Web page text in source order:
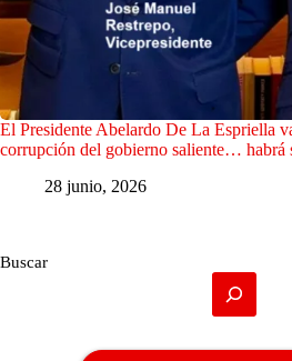
El Presidente Abelardo De La Espriella
corrupción del gobierno saliente… habrá
28 junio, 2026
Buscar